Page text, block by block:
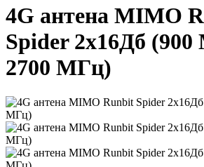
4G антена MIMO
Spider 2х16Дб
2700 МГц)